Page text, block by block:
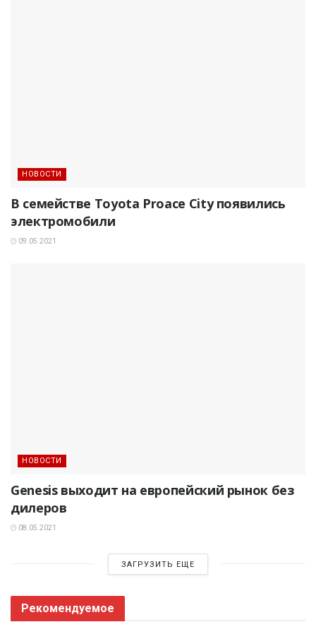
НОВОСТИ
В семействе Toyota Proace City появились
электромобили
09.05.2021
НОВОСТИ
Genesis выходит на европейский рынок без
дилеров
08.05.2021
ЗАГРУЗИТЬ ЕЩЕ
Рекомендуемое